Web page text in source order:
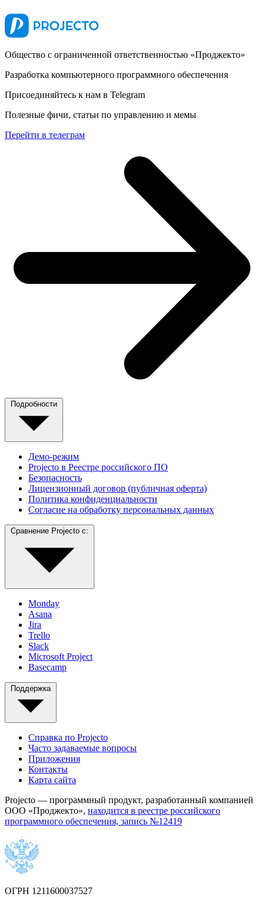
Общество с ограниченной ответственностью «Проджекто»
Разработка компьютерного программного обеспечения
Присоединяйтесь к нам в Telegram
Полезные фичи, статьи по управлению и мемы
Перейти в телеграм
Подробности
Демо-режим
Projecto в Реестре российского ПО
Безопасность
Лицензионный договор (публичная оферта)
Политика конфиденциальности
Согласие на обработку персональных данных
Сравнение Projecto с:
Monday
Asana
Jira
Trello
Slack
Microsoft Project
Basecamp
Поддержка
Справка по Projecto
Часто задаваемые вопросы
Приложения
Контакты
Карта сайта
Projecto — программный продукт, разработанный компанией
ООО «Проджекто», находится в реестре российского
программного обеспечения, запись №12419
ОГРН 1211600037527